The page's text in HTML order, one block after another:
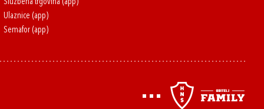
Službena trgovina (app)
Ulaznice (app)
Semafor (app)